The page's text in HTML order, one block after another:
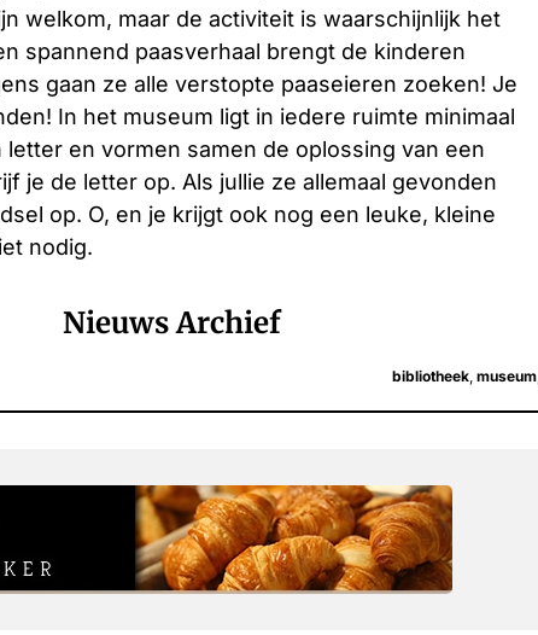
welkom, maar de activiteit is waarschijnlijk het
spannend paasverhaal brengt de kinderen
gaan ze alle verstopte paaseieren zoeken! Je
In het museum ligt in iedere ruimte minimaal
en vormen samen de oplossing van een
je de letter op. Als jullie ze allemaal gevonden
op. O, en je krijgt ook nog een leuke, kleine
nodig.
Nieuws Archief
bibliotheek museum